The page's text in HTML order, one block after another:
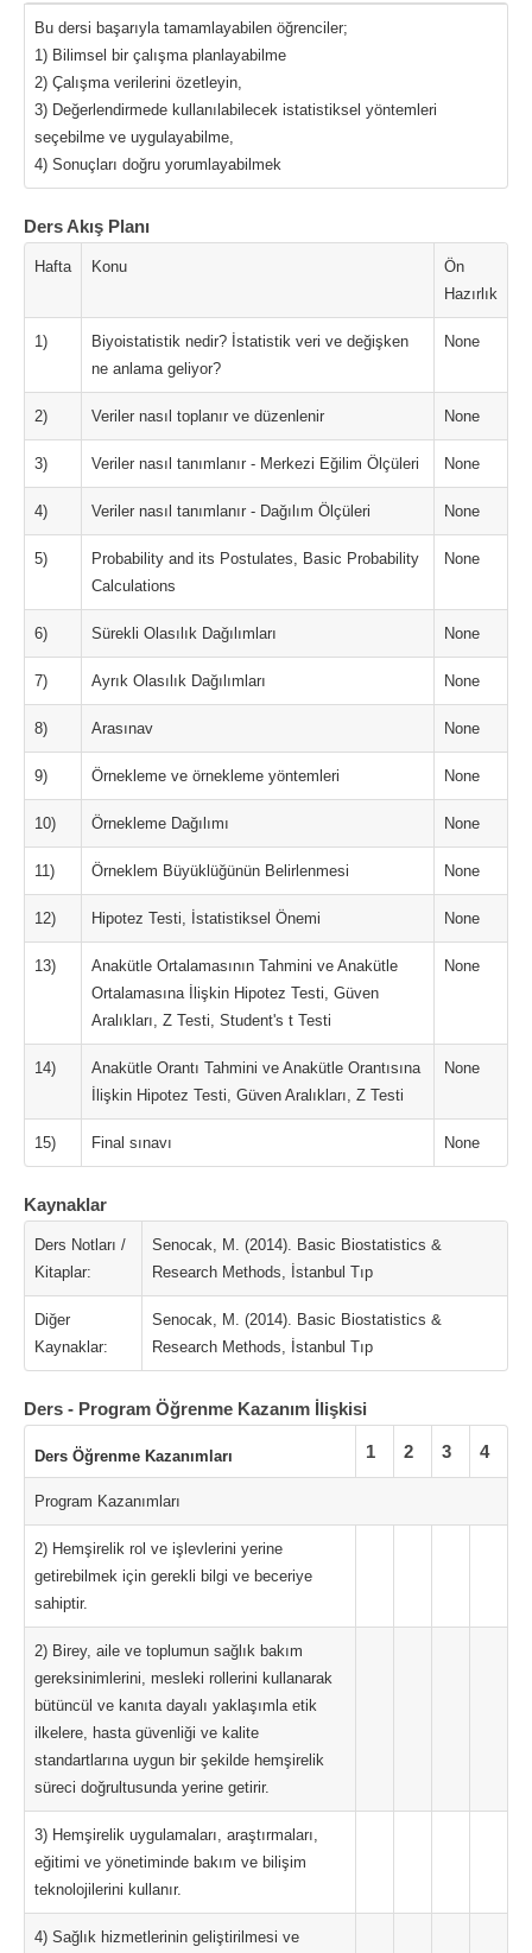
Bu dersi başarıyla tamamlayabilen öğrenciler;
1) Bilimsel bir çalışma planlayabilme
2) Çalışma verilerini özetleyin,
3) Değerlendirmede kullanılabilecek istatistiksel yöntemleri
seçebilme ve uygulayabilme,
4) Sonuçları doğru yorumlayabilmek
Ders Akış Planı
Hafta Konu
Ön
Hazırlık
1)
Biyoistatistik nedir? İstatistik veri ve değişken
ne anlama geliyor?
None
2) Veriler nasıl toplanır ve düzenlenir None
3) Veriler nasıl tanımlanır - Merkezi Eğilim Ölçüleri None
4) Veriler nasıl tanımlanır - Dağılım Ölçüleri None
5)
Probability and its Postulates, Basic Probability
Calculations
None
6) Sürekli Olasılık Dağılımları None
7) Ayrık Olasılık Dağılımları None
8) Arasınav None
9) Örnekleme ve örnekleme yöntemleri None
10) Örnekleme Dağılımı None
11) Örneklem Büyüklüğünün Belirlenmesi None
12) Hipotez Testi, İstatistiksel Önemi None
13)
Anakütle Ortalamasının Tahmini ve Anakütle
Ortalamasına İlişkin Hipotez Testi, Güven
Aralıkları, Z Testi, Student's t Testi
None
14)
Anakütle Orantı Tahmini ve Anakütle Orantısına
İlişkin Hipotez Testi, Güven Aralıkları, Z Testi
None
15) Final sınavı None
Kaynaklar
Ders Notları /
Kitaplar:
Senocak, M. (2014). Basic Biostatistics &
Research Methods, İstanbul Tıp
Diğer
Kaynaklar:
Senocak, M. (2014). Basic Biostatistics &
Research Methods, İstanbul Tıp
Ders - Program Öğrenme Kazanım İlişkisi
Ders Öğrenme Kazanımları 1 2 3 4
Program Kazanımları
2) Hemşirelik rol ve işlevlerini yerine
getirebilmek için gerekli bilgi ve beceriye
sahiptir.
2) Birey, aile ve toplumun sağlık bakım
gereksinimlerini, mesleki rollerini kullanarak
bütüncül ve kanıta dayalı yaklaşımla etik
ilkelere, hasta güvenliği ve kalite
standartlarına uygun bir şekilde hemşirelik
süreci doğrultusunda yerine getirir.
3) Hemşirelik uygulamaları, araştırmaları,
eğitimi ve yönetiminde bakım ve bilişim
teknolojilerini kullanır.
4) Sağlık hizmetlerinin geliştirilmesi ve